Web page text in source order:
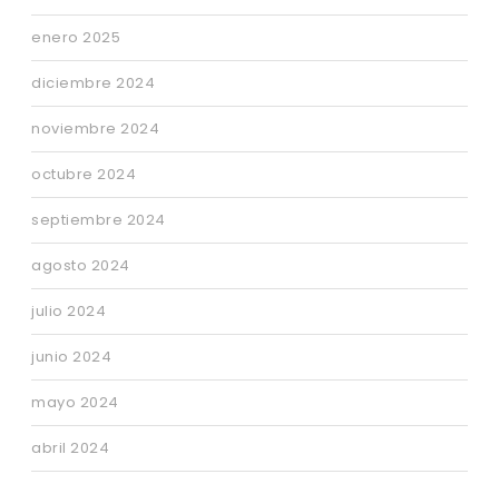
enero 2025
diciembre 2024
noviembre 2024
octubre 2024
septiembre 2024
agosto 2024
julio 2024
junio 2024
mayo 2024
abril 2024